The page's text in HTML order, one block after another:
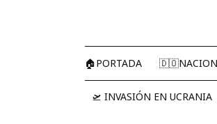
🏠PORTADA
🛫 INVASIÓN EN UCRANIA